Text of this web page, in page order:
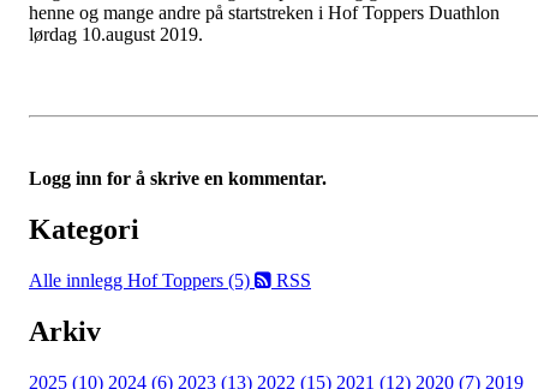
henne og mange andre på startstreken i Hof Toppers Duathlon
lørdag 10.august 2019.
Logg inn for å skrive en kommentar.
Kategori
Alle innlegg Hof Toppers (5) RSS
Arkiv
2025 (10) 2024 (6) 2023 (13) 2022 (15) 2021 (12) 2020 (7) 2019